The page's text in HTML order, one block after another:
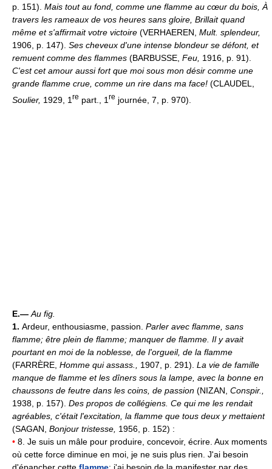
p. 151). Mais tout au fond, comme une flamme au cœur du bois, À
travers les rameaux de vos heures sans gloire, Brillait quand
même et s'affirmait votre victoire (VERHAEREN, Mult. splendeur,
1906, p. 147). Ses cheveux d'une intense blondeur se défont, et
remuent comme des flammes (BARBUSSE, Feu, 1916, p. 91).
C'est cet amour aussi fort que moi sous mon désir comme une
grande flamme crue, comme un rire dans ma face! (CLAUDEL,
Soulier, 1929, 1 re part., 1 re journée, 7, p. 970).
E.— Au fig.
1. Ardeur, enthousiasme, passion. Parler avec flamme, sans
flamme; être plein de flamme; manquer de flamme. Il y avait
pourtant en moi de la noblesse, de l'orgueil, de la flamme
(FARRÈRE, Homme qui assass., 1907, p. 291). La vie de famille
manque de flamme et les dîners sous la lampe, avec la bonne en
chaussons de feutre dans les coins, de passion (NIZAN, Conspir.,
1938, p. 157). Des propos de collégiens. Ce qui me les rendait
agréables, c'était l'excitation, la flamme que tous deux y mettaient
(SAGAN, Bonjour tristesse, 1956, p. 152) :
• 8. Je suis un mâle pour produire, concevoir, écrire. Aux moments
où cette force diminue en moi, je ne suis plus rien. J'ai besoin